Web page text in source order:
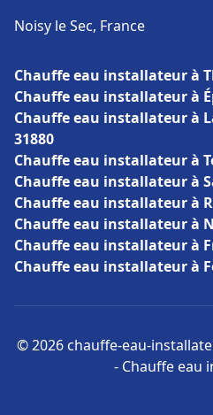
Noisy le Sec, France
Chauffe eau installateur à
Chauffe eau installateur à
Chauffe eau installateur à
31880
Chauffe eau installateur à
Chauffe eau installateur à
Chauffe eau installateur à
Chauffe eau installateur à
Chauffe eau installateur à
Chauffe eau installateur à
© 2026 chauffe-eau-
- Chauffe eau